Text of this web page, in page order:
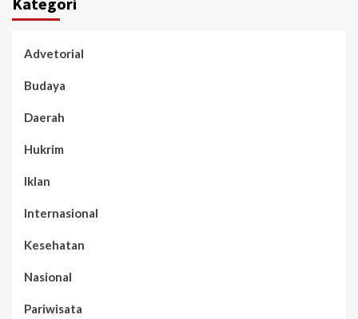
Advetorial
Budaya
Daerah
Hukrim
Iklan
Internasional
Kesehatan
Nasional
Pariwisata